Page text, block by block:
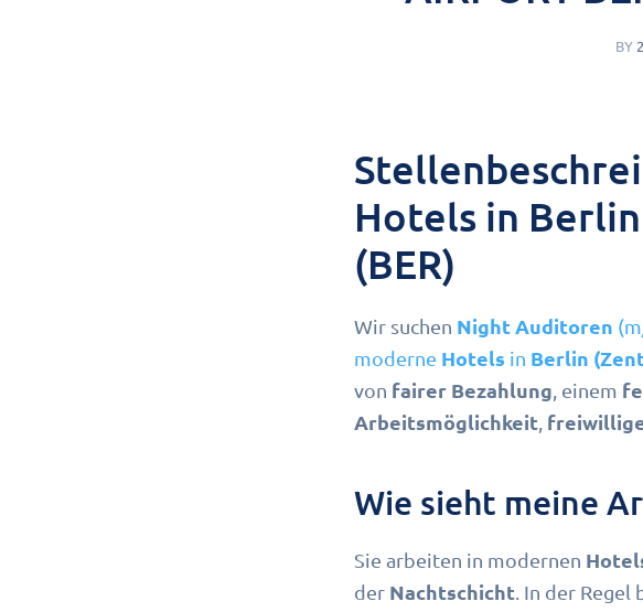
BY
Hotels in
(BER)
Wir suchen Night Auditoren
moderne Hotels in Berlin
von fairer Bezahlung , einem
Arbeitsmöglichkeit
Wie sieht meine
Sie arbeiten in modernen
der Nachtschicht . In der